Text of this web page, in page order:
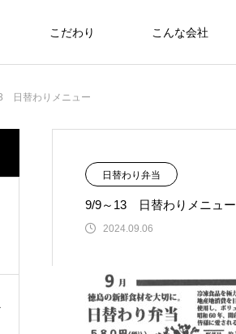
こだわり こんな会社
さわおせち2026
食への知識
7/27～31 日替わりメニュー
日替わりメニュー
日替わり弁当
9/9～13 日替わりメニュー
2024.09.06